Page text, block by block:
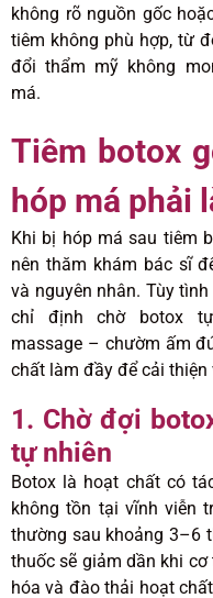
không rõ nguồn gốc
tiêm không phù hợp, từ
đổi thẩm mỹ không
má.
Tiêm botox
hóp má phải
Khi bị hóp má sau tiêm
nên thăm khám bác sĩ
và nguyên nhân. Tùy
chỉ định chờ botox
massage – chườm ấm
chất làm đầy để cải thiện
1. Chờ đợi
tự nhiên
Botox là hoạt chất có
không tồn tại vĩnh viễn
thường sau khoảng 3–6
thuốc sẽ giảm dần khi
hóa và đào thải hoạt